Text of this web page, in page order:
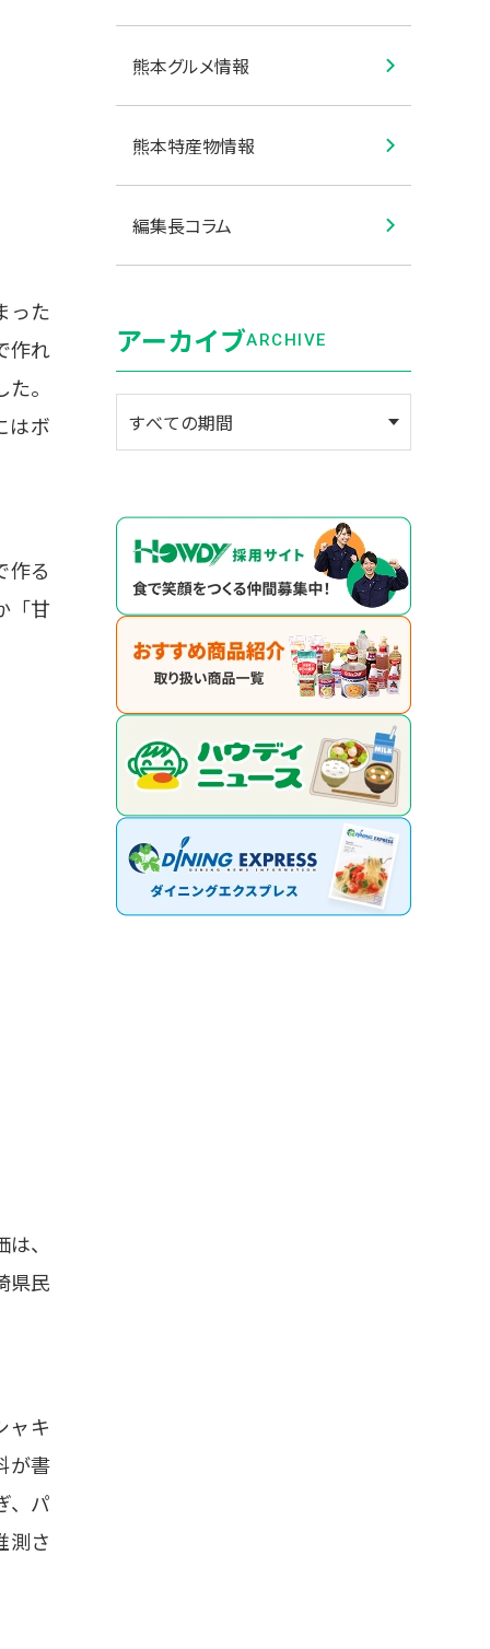
った
作れ
。
はボ
作る
「甘
、
県民
ャキ
が書
、パ
測さ
熊本グルメ情報
熊本特産物情報
編集長コラム
アーカイブARCHIVE